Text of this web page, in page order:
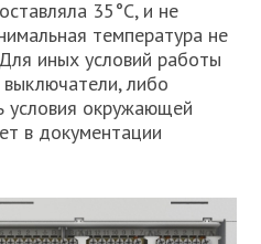
35°C, и не
температура не
иных условий работы
либо
условия окружающей
в документации